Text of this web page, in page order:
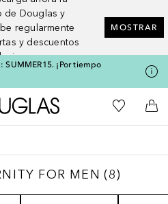
de Douglas y
regularmente
y descuentos
MOSTRAR
¡Por tiempo
A Douglas HomeMi lista de
A
FOR MEN8
FOR MEN (8)